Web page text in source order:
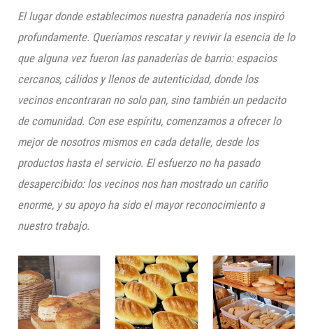
El lugar donde establecimos nuestra panadería nos inspiró
profundamente. Queríamos rescatar y revivir la esencia de lo
que alguna vez fueron las panaderías de barrio: espacios
cercanos, cálidos y llenos de autenticidad, donde los
vecinos encontraran no solo pan, sino también un pedacito
de comunidad. Con ese espíritu, comenzamos a ofrecer lo
mejor de nosotros mismos en cada detalle, desde los
productos hasta el servicio. El esfuerzo no ha pasado
desapercibido: los vecinos nos han mostrado un cariño
enorme, y su apoyo ha sido el mayor reconocimiento a
nuestro trabajo.